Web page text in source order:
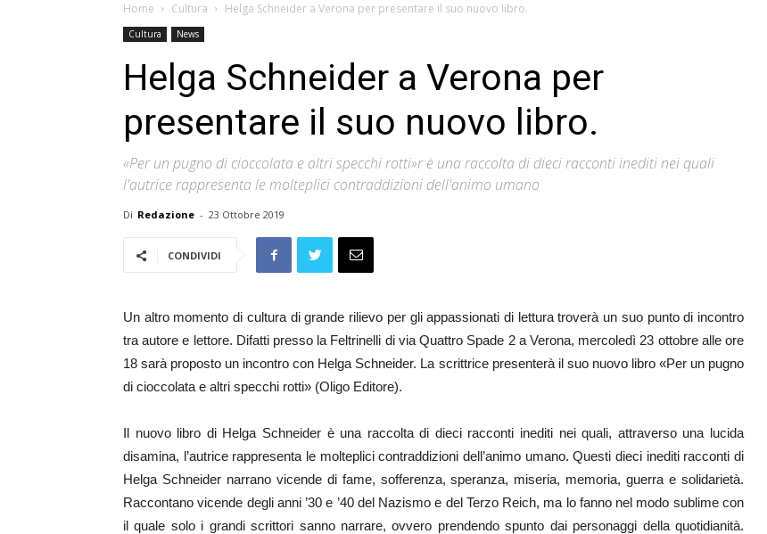
Sociale
Home Cultura Helga Schneider a Verona per presentare il suo nuovo libro.
Cultura News
Helga Schneider a Verona per
presentare il suo nuovo libro.
«Per un pugno di cioccolata e altri specchi rotti»r è una raccolta di dieci racconti inediti nei quali
l'autrice rappresenta le molteplici contraddizioni dell'animo umano
Di Redazione - 23 Ottobre 2019
CONDIVIDI
Un altro momento di cultura di grande rilievo per gli appassionati di lettura troverà un suo punto di incontro
tra autore e lettore. Difatti presso la Feltrinelli di via Quattro Spade 2 a Verona, mercoledì 23 ottobre alle ore
18 sarà proposto un incontro con Helga Schneider. La scrittrice presenterà il suo nuovo libro «Per un pugno
di cioccolata e altri specchi rotti» (Oligo Editore).
Il nuovo libro di Helga Schneider è una raccolta di dieci racconti inediti nei quali, attraverso una lucida
disamina, l’autrice rappresenta le molteplici contraddizioni dell’animo umano. Questi dieci inediti racconti di
Helga Schneider narrano vicende di fame, sofferenza, speranza, miseria, memoria, guerra e solidarietà.
Raccontano vicende degli anni ’30 e ’40 del Nazismo e del Terzo Reich, ma lo fanno nel modo sublime con
il quale solo i grandi scrittori sanno narrare, ovvero prendendo spunto dai personaggi della quotidianità.